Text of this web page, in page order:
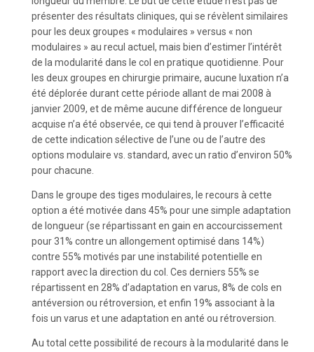
présenter des résultats cliniques, qui se révèlent similaires
pour les deux groupes « modulaires » versus « non
modulaires » au recul actuel, mais bien d’estimer l’intérêt
de la modularité dans le col en pratique quotidienne. Pour
les deux groupes en chirurgie primaire, aucune luxation n’a
été déplorée durant cette période allant de mai 2008 à
janvier 2009, et de même aucune différence de longueur
acquise n’a été observée, ce qui tend à prouver l’efficacité
de cette indication sélective de l’une ou de l’autre des
options modulaire vs. standard, avec un ratio d’environ 50%
pour chacune.
Dans le groupe des tiges modulaires, le recours à cette
option a été motivée dans 45% pour une simple adaptation
de longueur (se répartissant en gain en accourcissement
pour 31% contre un allongement optimisé dans 14%)
contre 55% motivés par une instabilité potentielle en
rapport avec la direction du col. Ces derniers 55% se
répartissent en 28% d’adaptation en varus, 8% de cols en
antéversion ou rétroversion, et enfin 19% associant à la
fois un varus et une adaptation en anté ou rétroversion.
Au total cette possibilité de recours à la modularité dans le